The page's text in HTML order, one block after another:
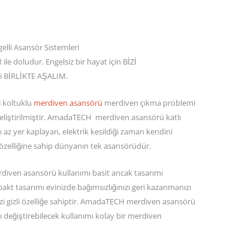
Asansör Sistemleri
ile doludur. Engelsiz bir hayat için BİZİ
BİRLİKTE AŞALIM.
koltuklu merdiven asansörü merdiven çıkma problemi
AmadaTECH merdiven asansörü katlı
yer kaplayan, elektrik kesildiği zaman kendini
sahip dünyanın tek asansörüdür.
asansörü kullanımı basit ancak tasarımı
tasarımı evinizde bağımsızlığınızı geri kazanmanızı
gizli özelliğe sahiptir. AmadaTECH merdiven asansörü
değiştirebilecek kullanımı kolay bir merdiven